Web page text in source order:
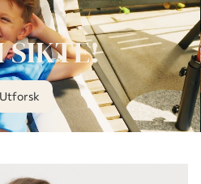
SIKTE!
Utforsk